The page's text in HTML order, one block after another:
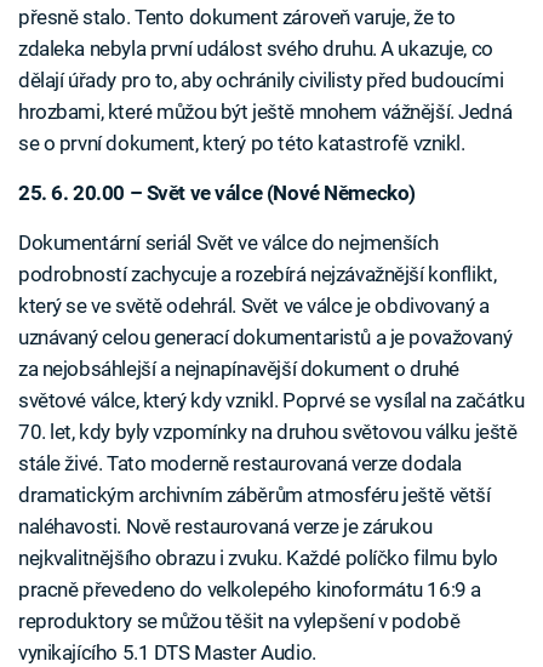
přesně stalo. Tento dokument zároveň varuje, že to
zdaleka nebyla první událost svého druhu. A ukazuje, co
dělají úřady pro to, aby ochránily civilisty před budoucími
hrozbami, které můžou být ještě mnohem vážnější. Jedná
se o první dokument, který po této katastrofě vznikl.
25. 6. 20.00 – Svět ve válce (Nové Německo)
Dokumentární seriál Svět ve válce do nejmenších
podrobností zachycuje a rozebírá nejzávažnější konflikt,
který se ve světě odehrál. Svět ve válce je obdivovaný a
uznávaný celou generací dokumentaristů a je považovaný
za nejobsáhlejší a nejnapínavější dokument o druhé
světové válce, který kdy vznikl. Poprvé se vysílal na začátku
70. let, kdy byly vzpomínky na druhou světovou válku ještě
stále živé. Tato moderně restaurovaná verze dodala
dramatickým archivním záběrům atmosféru ještě větší
naléhavosti. Nově restaurovaná verze je zárukou
nejkvalitnějšího obrazu i zvuku. Každé políčko filmu bylo
pracně převedeno do velkolepého kinoformátu 16:9 a
reproduktory se můžou těšit na vylepšení v podobě
vynikajícího 5.1 DTS Master Audio.